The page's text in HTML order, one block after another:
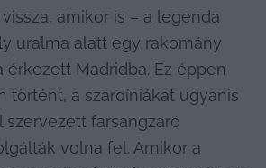
amikor is – a legenda
uralma alatt egy rakomány
érkezett Madridba. Ez éppen
történt, a szardíniákat ugyanis
szervezett farsangzáró
volna fel. Amikor a